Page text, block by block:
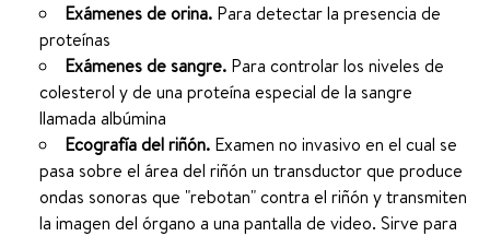
Exámenes de orina. Para detectar la presencia de
proteínas
Exámenes de sangre. Para controlar los niveles de
colesterol y de una proteína especial de la sangre
llamada albúmina
Ecografía del riñón. Examen no invasivo en el cual se
pasa sobre el área del riñón un transductor que produce
ondas sonoras que "rebotan" contra el riñón y transmiten
la imagen del órgano a una pantalla de video. Sirve para